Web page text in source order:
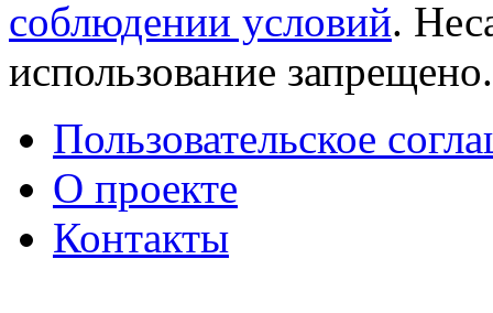
соблюдении условий.
использование
Пользовательское
О проекте
Контакты